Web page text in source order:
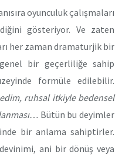
oyunculuk çalışmaları
gösteriyor. Ve zaten
her zaman dramaturjik bir
bir geçerliliğe sahip
formüle edilebilir.
ruhsal itkiyle bedensel
Bütün bu deyimler
bir anlama sahiptirler.
ani bir dönüş veya